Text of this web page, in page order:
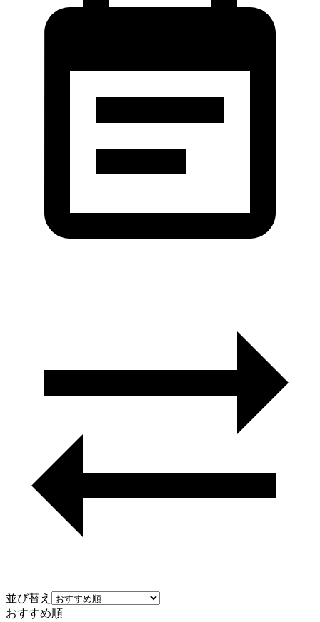
並び替え
おすすめ順